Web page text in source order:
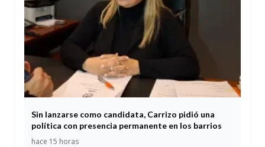
Sin lanzarse como candidata, Carrizo pidió una
política con presencia permanente en los barrios
hace 15 horas